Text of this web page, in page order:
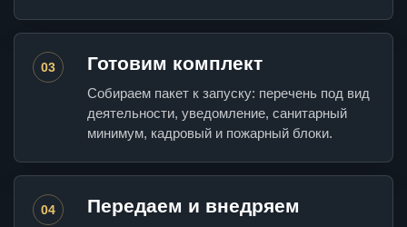
03 Готовим комплект
Собираем пакет к запуску: перечень под вид
деятельности, уведомление, санитарный
минимум, кадровый и пожарный блоки.
04 Передаем и внедряем